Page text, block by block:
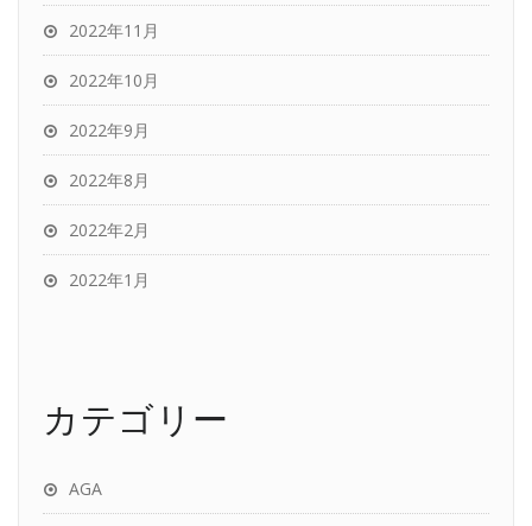
2022年11月
2022年10月
2022年9月
2022年8月
2022年2月
2022年1月
カテゴリー
AGA